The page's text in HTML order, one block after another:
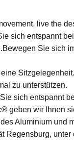
live the
sich entspannt
Sie sich
zu unterstützen.
sich entspannt
geben wir Ihnen
Aluminium